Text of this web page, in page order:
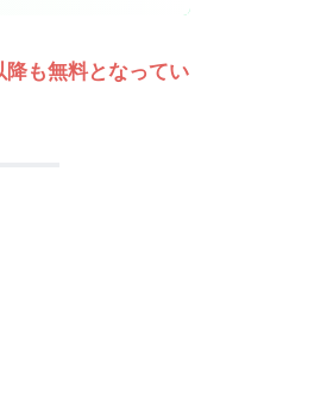
も無料となってい